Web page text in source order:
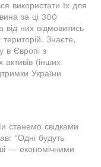
використати їх для
за ці 300
них відмовитись
Знаєте,
в Європі з
(інших
України
станемо свідками
"Одні будуть
— економічними